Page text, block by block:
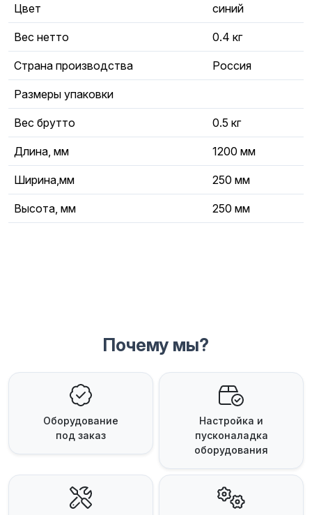
Цвет синий
Вес нетто 0.4 кг
Страна производства Россия
Размеры упаковки
Вес брутто 0.5 кг
Длина, мм 1200 мм
Ширина,мм 250 мм
Высота, мм 250 мм
Почему мы?
Оборудование
под заказ
Настройка и
пусконаладка
оборудования